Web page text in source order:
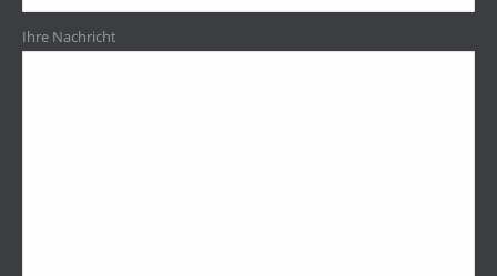
Ihre Nachricht